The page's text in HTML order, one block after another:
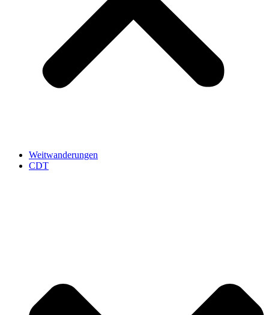
Weitwanderungen
CDT